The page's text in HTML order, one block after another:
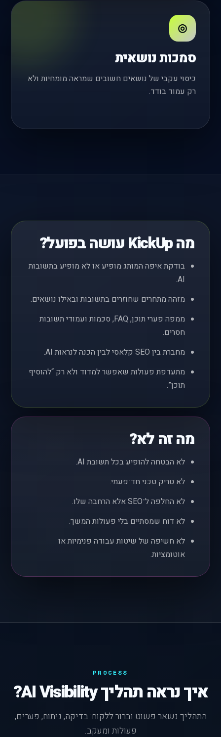
◎
סמכות נושאית
כיסוי עקבי של נושאים חשובים שמראה מומחיות ולא
רק עמוד בודד.
מה KickUp עושה בפועל?
בודקת איפה המותג מופיע או לא מופיע בתשובות
AI.
מזהה מתחרים שחוזרים בתשובות ובאילו נושאים.
ממפה פערי תוכן, FAQ, סכמות ועמודי תשובות
חסרים.
מחברת בין SEO קלאסי לבין הכנה לנראות AI.
מתעדפת פעולות שאפשר למדוד ולא רק “להוסיף
תוכן”.
מה זה לא?
לא הבטחה להופיע בכל תשובת AI.
לא טריק טכני חד־פעמי.
לא החלפה ל־SEO אלא הרחבה שלו.
לא דוח שמסתיים בלי פעולות המשך.
לא חשיפה של שיטות עבודה פנימיות או
אוטומציות.
PROCESS
איך נראה תהליך AI Visibility?
התהליך נשאר פשוט וברור ללקוח: בדיקה, ניתוח, פערים,
פעולות ומעקב.